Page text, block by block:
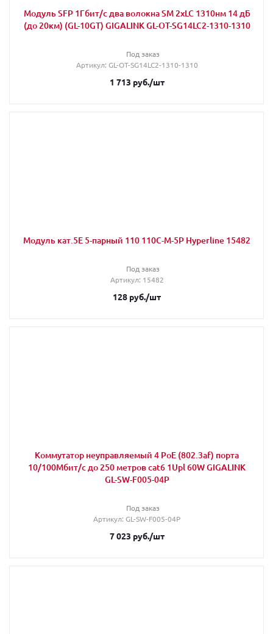
Модуль SFP 1Гбит/с два волокна SM 2хLC 1310нм 14 дБ
(до 20км) (GL-10GT) GIGALINK GL-OT-SG14LC2-1310-1310
Под заказ
Артикул: GL-OT-SG14LC2-1310-1310
1 713 руб./шт
Модуль кат.5E 5-парный 110 110C-M-5P Hyperline 15482
Под заказ
Артикул: 15482
128 руб./шт
Коммутатор неуправляемый 4 PoE (802.3af) порта
10/100Мбит/с до 250 метров cat6 1Upl 60W GIGALINK
GL-SW-F005-04P
Под заказ
Артикул: GL-SW-F005-04P
7 023 руб./шт